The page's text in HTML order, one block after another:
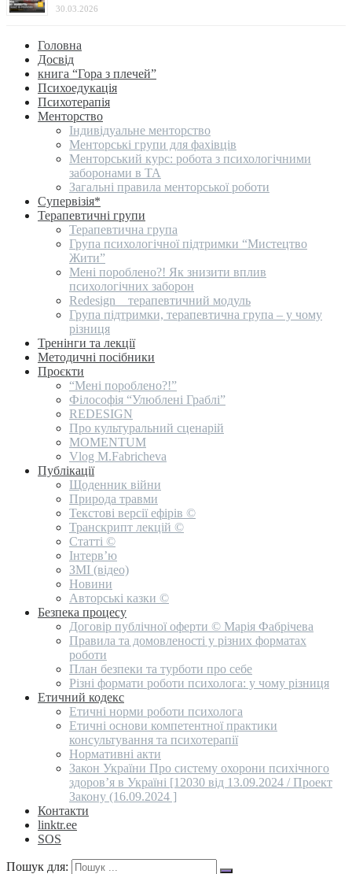
30.03.2026
Головна
Досвід
книга “Гора з плечей”
Психоедукація
Психотерапія
Менторство
Індивідуальне менторство
Менторські групи для фахівців
Менторський курс: робота з психологічними
заборонами в ТА
Загальні правила менторської роботи
Супервізія*
Терапевтичні групи
Терапевтична група
Група психологічної підтримки “Мистецтво
Жити”
Мені пороблено?! Як знизити вплив
психологічних заборон
Redesign _ терапевтичний модуль
Група підтримки, терапевтична група – у чому
різниця
Тренінги та лекції
Методичні посібники
Проєкти
“Мені пороблено?!”
Філософія “Улюблені Граблі”
REDESIGN
Про культуральний сценарій
MOMENTUM
Vlog M.Fabricheva
Публікації
Щоденник війни
Природа травми
Текстові версії ефірів ©
Транскрипт лекцій ©
Статті ©
Інтерв’ю
ЗМІ (відео)
Новини
Авторські казки ©
Безпека процесу
Договір публічної оферти © Марія Фабрічева
Правила та домовленості у різних форматах
роботи
План безпеки та турботи про себе
Різні формати роботи психолога: у чому різниця
Етичний кодекс
Етичні норми роботи психолога
Етичні основи компетентної практики
консультування та психотерапії
Нормативні акти
Закон України Про систему охорони психічного
здоров’я в Україні [12030 від 13.09.2024 / Проект
Закону (16.09.2024 ]
Контакти
linktr.ee
SOS
Пошук для: